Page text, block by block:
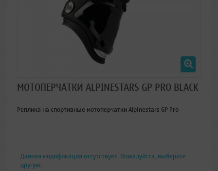
МОТОПЕРЧАТКИ ALPINESTARS GP PRO BLACK
Реплика на спортивные мотоперчатки Alpinestars GP Pro
Данная модификация отсутствует. Пожалуйста, выберите
другую.